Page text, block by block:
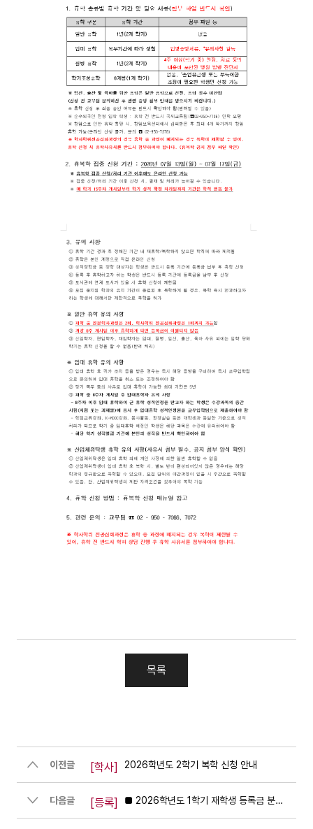
목록
이전글 [학사] 2026학년도 2학기 복학 신청 안내
다음글 [등록] ■ 2026학년도 1학기 재학생 등록금 분할납부[4회차] 안내